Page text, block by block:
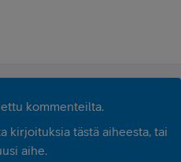
kommenteilta.
kirjoituksia tästä aiheesta, tai
aihe.